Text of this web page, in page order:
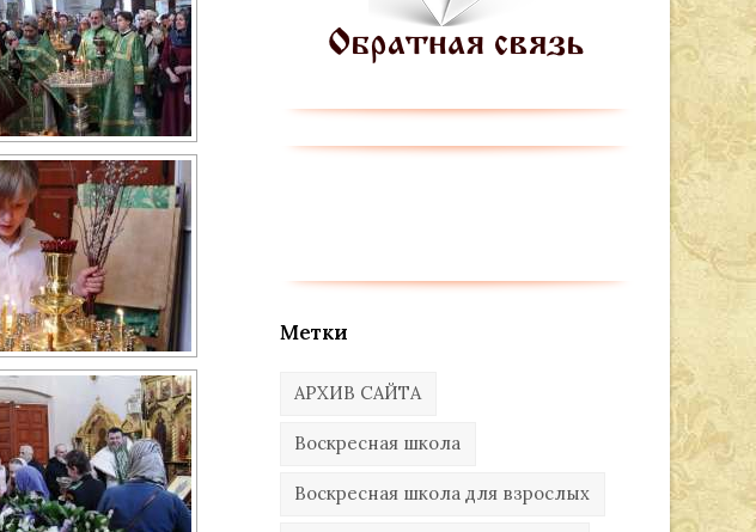
Метки
АРХИВ САЙТА
Воскресная школа
Воскресная школа для взрослых